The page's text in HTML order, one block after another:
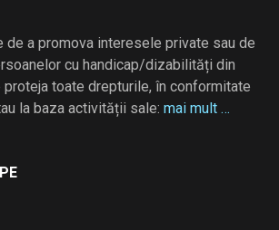
de a promova interesele private sau de
cu handicap/dizabilități din
proteja toate drepturile, în conformitate
la baza activității sale: mai mult …